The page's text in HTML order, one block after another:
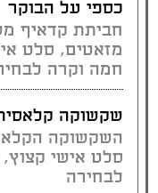
כספי על הבוקר
מזאטים, סלט
חמה וקרה
שקשוקה
השקשוקה
סלט אישי
לבחירה